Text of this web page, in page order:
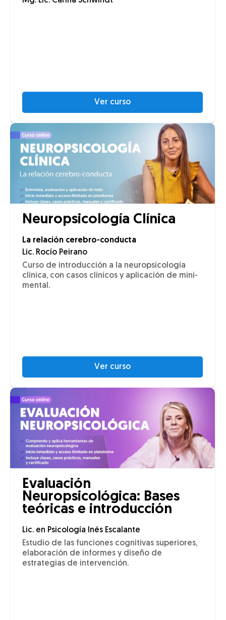
Ver curso
Neuropsicología Clínica
La relación cerebro-conducta
Lic. Rocío Peirano
Curso de introducción a la neuropsicología
clínica, con casos clínicos y aplicación de mini-
mental.
Ver curso
Evaluación
Neuropsicológica: Bases
teóricas e introducción
Lic. en Psicología Inés Escalante
Estudio de las funciones cognitivas superiores,
elaboración de informes y diseño de
estrategias de intervención.